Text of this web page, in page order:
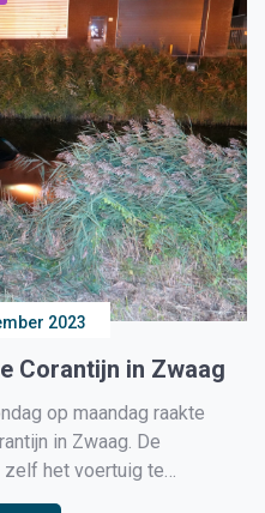
2023
Corantijn in Zwaag
op maandag raakte
in Zwaag. De
het voertuig te
om 112 te bellen.